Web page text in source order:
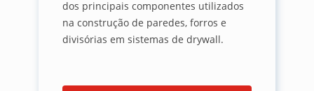
dos principais componentes utilizados
na construção de paredes, forros e
divisórias em sistemas de drywall.